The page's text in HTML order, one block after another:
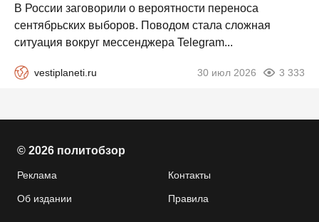
В России заговорили о вероятности переноса
сентябрьских выборов. Поводом стала сложная
ситуация вокруг мессенджера Telegram...
vestiplaneti.ru 30 июл 2026 3 333
© 2026 политобзор
Реклама Контакты
Об издании Правила